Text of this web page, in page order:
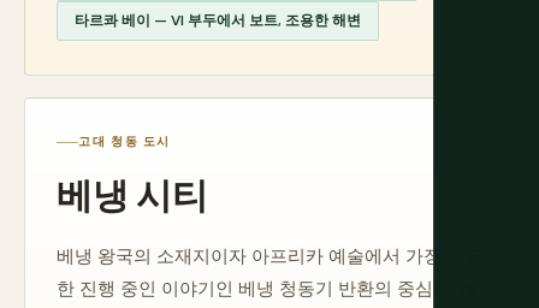
타르콰 베이 — VI 부두에서 보트, 조용한 해변
고대 청동 도시
베냉 시티
베냉 왕국의 소재지이자 아프리카 예술에서 가장 중요
한 진행 중인 이야기인 베냉 청동기 반환의 중심지. 베